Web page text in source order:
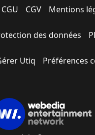
CGU CGV Mentions
des données
Utiq Préférences